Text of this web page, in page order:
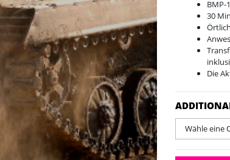
BMP-
30
Die
Die
Max
Wähle eine